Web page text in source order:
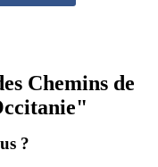
Chemins de
?